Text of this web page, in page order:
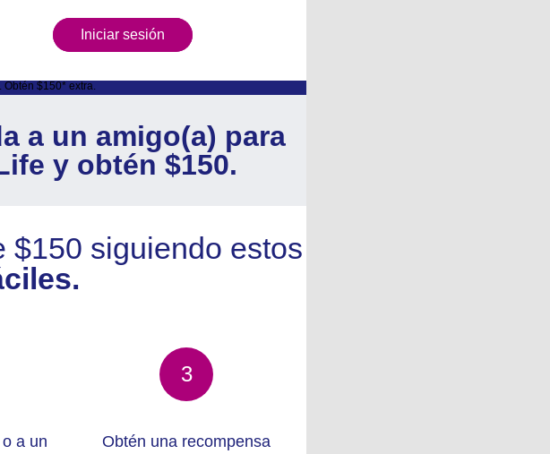
Iniciar sesión
a un amigo(a) para
y obtén $150.
$150 siguiendo estos
a un
3
Obtén una recompensa